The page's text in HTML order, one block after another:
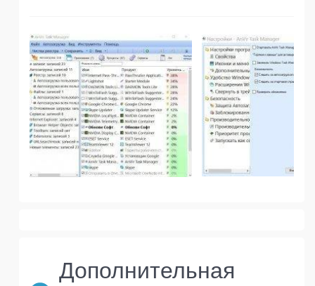
Дополнительная